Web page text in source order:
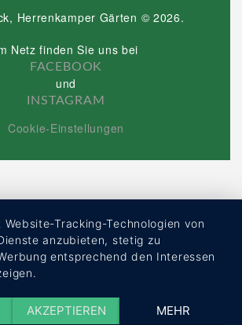
Herrenkamper Gärten © 2026.
Netz finden Sie uns bei
FACEBOOK
und
INSTAGRAM
Cookie-Einstellungen
Tracking-Technologien von
anzubieten, stetig zu
entsprechend den Interessen
AKZEPTIEREN MEHR